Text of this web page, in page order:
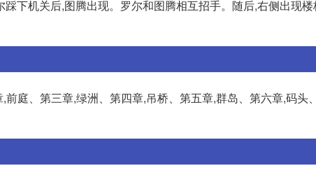
下机关后,图腾出现。罗尔和图腾相互招手。随后,右侧出现
庭、第三章,绿洲、第四章,吊桥、第五章,群岛、第六章,码头